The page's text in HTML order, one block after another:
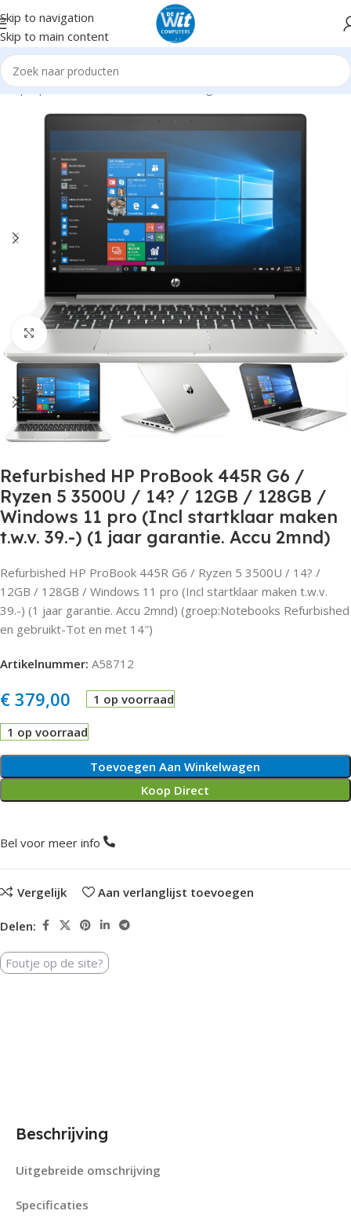
Skip to navigation
Skip to main content
Laptops Notebooks Refurbished en gebruikt Tot en met 14"
Click to enlarge
Refurbished HP ProBook 445R G6 /
Ryzen 5 3500U / 14? / 12GB / 128GB /
Windows 11 pro (Incl startklaar maken
t.w.v. 39.-) (1 jaar garantie. Accu 2mnd)
Refurbished HP ProBook 445R G6 / Ryzen 5 3500U / 14? /
12GB / 128GB / Windows 11 pro (Incl startklaar maken t.w.v.
39.-) (1 jaar garantie. Accu 2mnd) (groep:Notebooks Refurbished
en gebruikt-Tot en met 14″)
Artikelnummer: A58712
€ 379,00 1 op voorraad
1 op voorraad
Toevoegen Aan Winkelwagen
Koop Direct
Bel voor meer info
Vergelijk Aan verlanglijst toevoegen
Delen:
Foutje op de site?
Beschrijving
Uitgebreide omschrijving
Specificaties